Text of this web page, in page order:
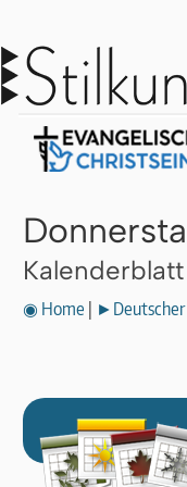
◉ Home ►Deutscher